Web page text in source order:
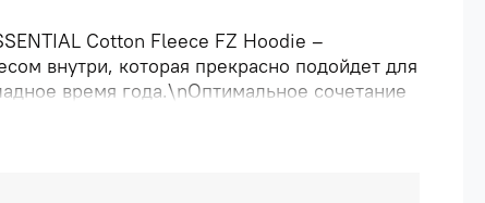
Cotton Fleece FZ Hoodie –
внутри, которая прекрасно подойдет для
время года.\nОптимальное сочетание
обеспечивает необходимую мягкость и
устойчив к стиркам.\nХуди оптимально